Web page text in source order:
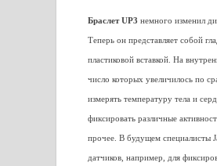
Браслет UP3 немного изменил
Теперь он представляет собой
пластиковой вставкой. На
число которых увеличилось по
измерять температуру тела и
фиксировать различные
прочее. В будущем специалисты
датчиков, например, для